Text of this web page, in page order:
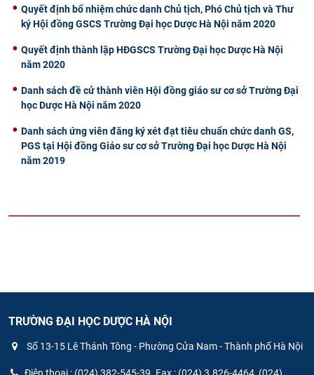
Quyết định bổ nhiệm chức danh Chủ tịch, Phó Chủ tịch và Thư
ký Hội đồng GSCS Trường Đại học Dược Hà Nội năm 2020
Quyết định thành lập HĐGSCS Trường Đại học Dược Hà Nội
năm 2020
Danh sách đề cử thành viên Hội đồng giáo sư cơ sở Trường Đại
học Dược Hà Nội năm 2020
Danh sách ứng viên đăng ký xét đạt tiêu chuẩn chức danh GS,
PGS tại Hội đồng Giáo sư cơ sở Trường Đại học Dược Hà Nội
năm 2019
TRƯỜNG ĐẠI HỌC DƯỢC HÀ NỘI
Số 13-15 Lê Thánh Tông - Phường Cửa Nam - Thành phố Hà Nội